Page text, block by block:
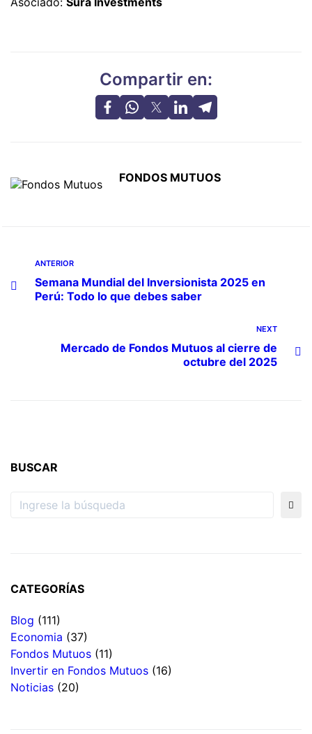
Compartir en:
FONDOS MUTUOS
ANTERIOR
Semana Mundial del Inversionista 2025 en
Perú: Todo lo que debes saber
NEXT
Mercado de Fondos Mutuos al cierre de
octubre del 2025
BUSCAR
CATEGORÍAS
Blog (111)
Economia (37)
Fondos Mutuos (11)
Invertir en Fondos Mutuos (16)
Noticias (20)